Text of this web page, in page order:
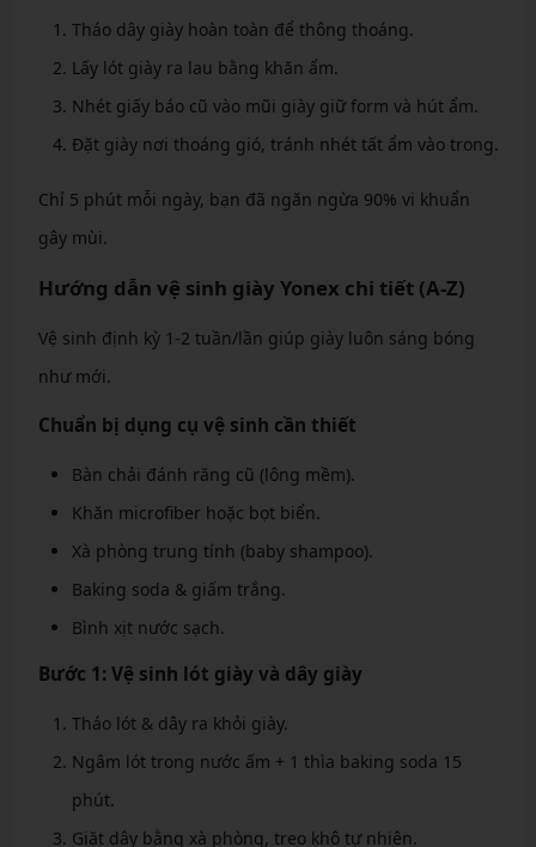
Tháo dây giày hoàn toàn để thông thoáng.
Lấy lót giày ra lau bằng khăn ẩm.
Nhét giấy báo cũ vào mũi giày giữ form và hút ẩm.
Đặt giày nơi thoáng gió, tránh nhét tất ẩm vào trong.
Chỉ 5 phút mỗi ngày, bạn đã ngăn ngừa 90% vi khuẩn
gây mùi.
Hướng dẫn vệ sinh giày Yonex chi tiết (A-Z)
Vệ sinh định kỳ 1-2 tuần/lần giúp giày luôn sáng bóng
như mới.
Chuẩn bị dụng cụ vệ sinh cần thiết
Bàn chải đánh răng cũ (lông mềm).
Khăn microfiber hoặc bọt biển.
Xà phòng trung tính (baby shampoo).
Baking soda & giấm trắng.
Bình xịt nước sạch.
Bước 1: Vệ sinh lót giày và dây giày
Tháo lót & dây ra khỏi giày.
Ngâm lót trong nước ấm + 1 thìa baking soda 15
phút.
Giặt dây bằng xà phòng, treo khô tự nhiên.